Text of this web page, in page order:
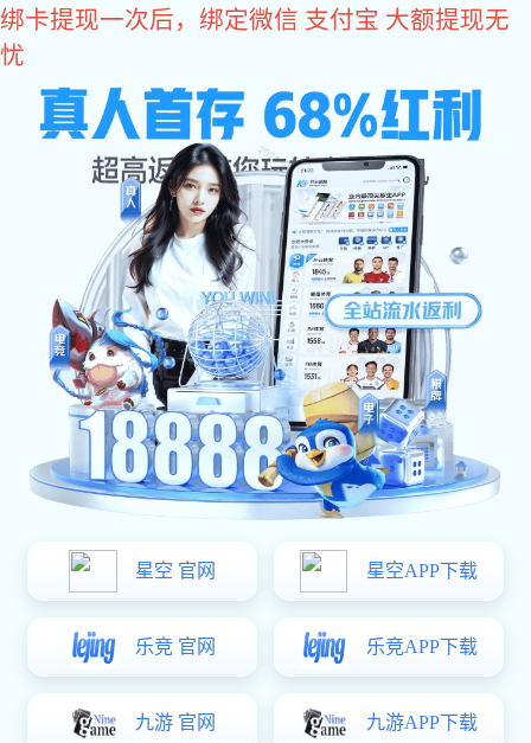
红桃国际
红桃国际化工期待与您合作
作为一家专业的化学品公司，红桃国际注重产、学、研相结合，
为化纤、印染、电子、塑料、皮革、橡胶、日化等行业研发创新
性产品和解决方案！
产品搜索:
搜 索
登录- 注册- 购物车 订单管理